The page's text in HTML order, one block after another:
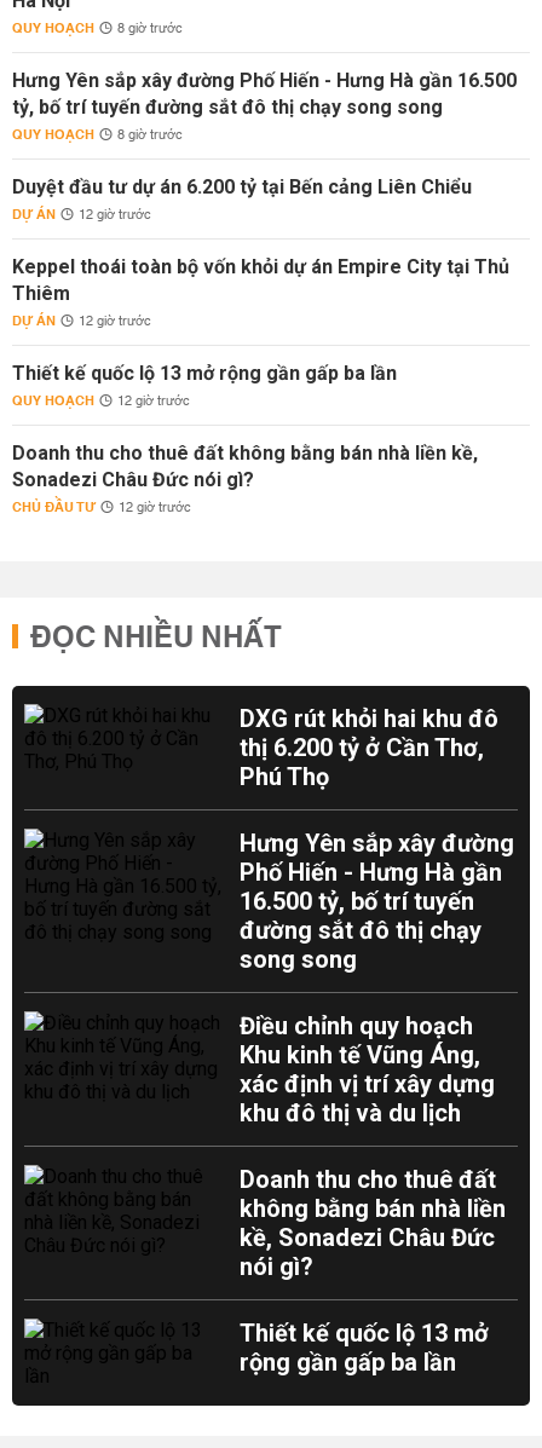
QUY HOẠCH 8 giờ trước
Hưng Yên sắp xây đường Phố Hiến - Hưng Hà gần 16.500
tỷ, bố trí tuyến đường sắt đô thị chạy song song
QUY HOẠCH 8 giờ trước
Duyệt đầu tư dự án 6.200 tỷ tại Bến cảng Liên Chiểu
DỰ ÁN 12 giờ trước
Keppel thoái toàn bộ vốn khỏi dự án Empire City tại Thủ
Thiêm
DỰ ÁN 12 giờ trước
Thiết kế quốc lộ 13 mở rộng gần gấp ba lần
QUY HOẠCH 12 giờ trước
Doanh thu cho thuê đất không bằng bán nhà liền kề,
Sonadezi Châu Đức nói gì?
CHỦ ĐẦU TƯ 12 giờ trước
ĐỌC NHIỀU NHẤT
DXG rút khỏi hai khu đô
thị 6.200 tỷ ở Cần Thơ,
Phú Thọ
Hưng Yên sắp xây đường
Phố Hiến - Hưng Hà gần
16.500 tỷ, bố trí tuyến
đường sắt đô thị chạy
song song
Điều chỉnh quy hoạch
Khu kinh tế Vũng Áng,
xác định vị trí xây dựng
khu đô thị và du lịch
Doanh thu cho thuê đất
không bằng bán nhà liền
kề, Sonadezi Châu Đức
nói gì?
Thiết kế quốc lộ 13 mở
rộng gần gấp ba lần